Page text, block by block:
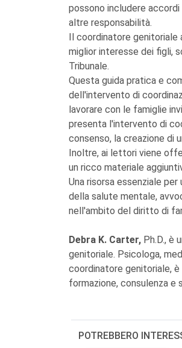
possono includere
altre responsabilità.
Il coordinatore genitoriale
miglior interesse dei figli,
Tribunale.
Questa guida pratica e
dell'intervento di
lavorare con le famiglie
presenta l'intervento di
consenso, la creazione di
Inoltre, ai lettori viene
un ricco materiale
Una risorsa essenziale
della salute mentale,
nell'ambito del diritto di
Debra K. Carter, Ph.D., è
genitoriale. Psicologa,
coordinatore genitoriale,
formazione, consulenza e
POTREBBERO